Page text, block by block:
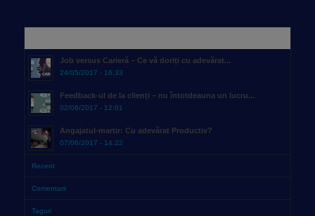
Job versus Carieră – Ce vă doriți cu adevărat...
24/05/2017 - 16:33
Feedback-ul de la clienți – nu întotdeauna un lucru...
02/06/2017 - 12:01
Angajatul-martir: Cu adevărat Productiv?
07/06/2017 - 14:22
Recent
Comentarii
Taguri